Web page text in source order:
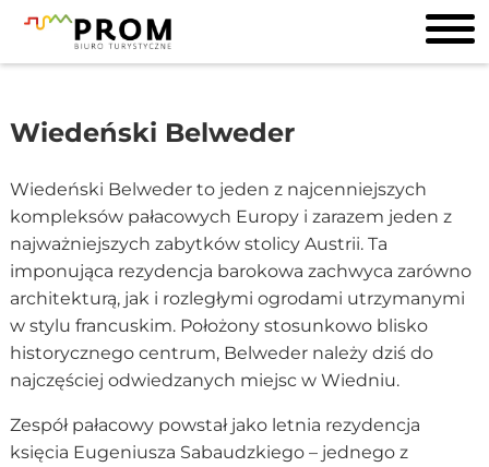
Wiedeński Belweder
Wiedeński Belweder to jeden z najcenniejszych
kompleksów pałacowych Europy i zarazem jeden z
najważniejszych zabytków stolicy Austrii. Ta
imponująca rezydencja barokowa zachwyca zarówno
architekturą, jak i rozległymi ogrodami utrzymanymi
w stylu francuskim. Położony stosunkowo blisko
historycznego centrum, Belweder należy dziś do
najczęściej odwiedzanych miejsc w Wiedniu.
Zespół pałacowy powstał jako letnia rezydencja
księcia Eugeniusza Sabaudzkiego – jednego z